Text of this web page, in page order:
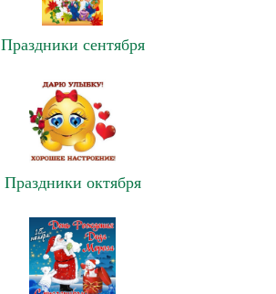
Праздники сентября
Праздники октября